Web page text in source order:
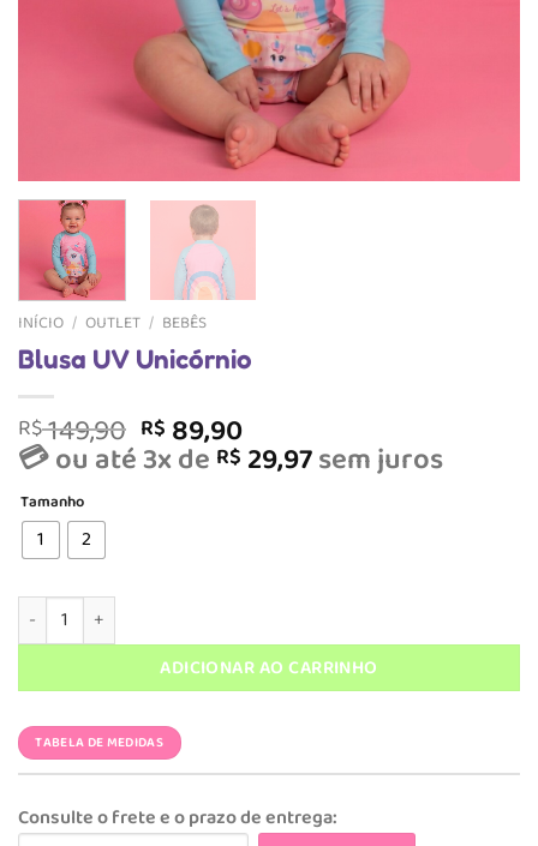
INÍCIO / OUTLET / BEBÊS
Blusa UV Unicórnio
R$149,90 O
preço
R$ 89,90O
preço
atual
💳 ou até 3x de R$ 29,97sem juros
Tamanho
1 2
Blusa UV Unicórnio quantidade
ADICIONAR AO CARRINHO
TABELA DE MEDIDAS
Consulte o frete e o prazo de entrega: